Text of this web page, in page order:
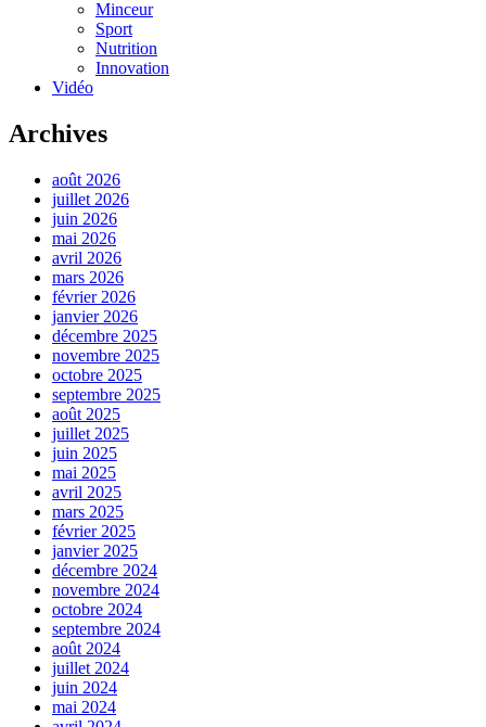
Minceur
Sport
Nutrition
Innovation
Vidéo
Archives
août 2026
juillet 2026
juin 2026
mai 2026
avril 2026
mars 2026
février 2026
janvier 2026
décembre 2025
novembre 2025
octobre 2025
septembre 2025
août 2025
juillet 2025
juin 2025
mai 2025
avril 2025
mars 2025
février 2025
janvier 2025
décembre 2024
novembre 2024
octobre 2024
septembre 2024
août 2024
juillet 2024
juin 2024
mai 2024